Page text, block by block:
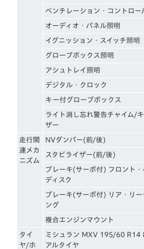
ベンチレーション・コントロー
オーディオ・パネル照明
イグニッション・スイッチ照明
グローブボックス照明
アシュトレイ照明
デジタル・クロック
キー付グローブボックス
ライト消し忘れ警告チャイム/
ザー
走行関
連メカ
ニズム
NVダンパー(前/後)
スタビライザー(前/後)
ブレーキ(サーボ付) フロント
ディスク
ブレーキ(サーボ付) リア・リー
ング
複合エンジンマウント
タイ
ヤ/ホ
ミシュラン MXV 195/60 R14
アルタイヤ